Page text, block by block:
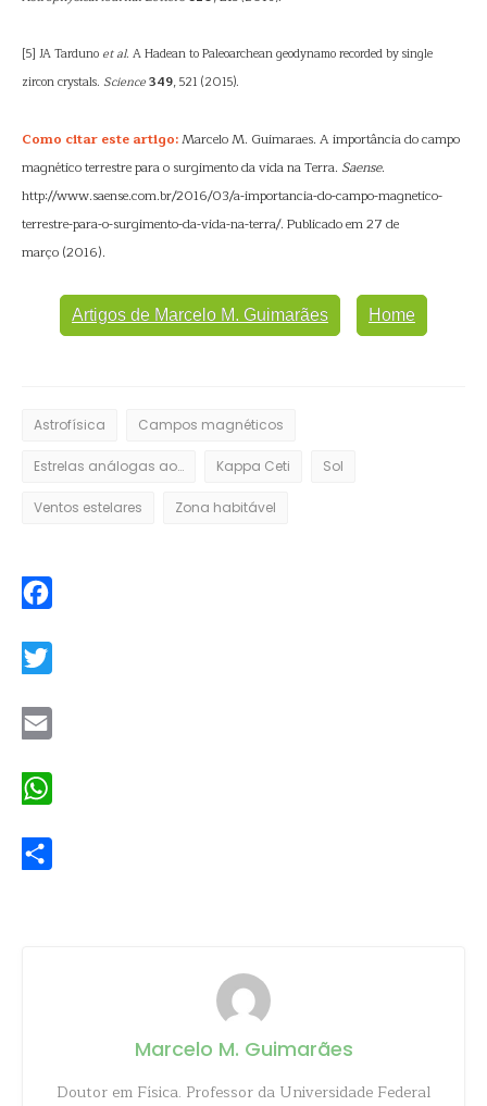
[5] JA Tarduno et al. A Hadean to Paleoarchean geodynamo recorded by single
zircon crystals. Science349, 521 (2015).
Como citar este artigo:Marcelo M. Guimaraes. A importância do campo
magnético terrestre para o surgimento da vida na Terra. Saense.
http://www.saense.com.br/2016/03/a-importancia-do-campo-magnetico-
terrestre-para-o-surgimento-da-vida-na-terra/. Publicado em 27 de
março (2016).
Artigos de Marcelo M. Guimarães Home
Astrofísica Campos magnéticos
Estrelas análogas ao Sol Kappa Ceti Sol
Ventos estelares Zona habitável
Marcelo M. Guimarães
Doutor em Física. Professor da Universidade Federal